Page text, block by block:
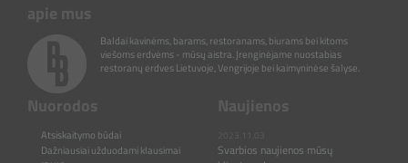
Baldai kavinėms, barams, restoranams, biurams bei kitoms
viešoms erdvėms - mūsų aistra. Įrenginėjame nuostabias
restoranų erdves Lietuvoje, Vengrijoje bei kaimyninėse šalyse.
Atsiskaitymo būdai
Dažniausiai užduodami klausimai
Svarbios naujienos mūsų